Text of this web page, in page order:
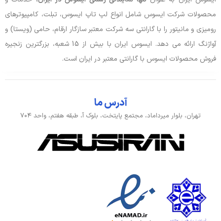
up to 40Gbps)
پورت USB TYPE-C
دارد, GEN2 TYPE-C (SUPPORT FOR
DISPLAY 1 PORT)(SPEED 10GB)
پورت شبکه ETHERNET دارد, RJ45 Gigabit Ethernet
آداپتور باتری 14A, 20V, 280W
توضیحات باتری 90Wh
صدا و دوربین
اسپیکر دارد
محصولات شرکت ایسوس شامل انواع لپ تاپ ایسوس، تبلت، کامپیوترهای
رومیزی و مانیتور را با گارانتی سه شرکت معتبر سازگار ارقام، حامی (ویستا) و
آواژنگ ارائه می دهد. ایسوس ایران با بیش از 15 شعبه، بزرگترین زنجیره
فروش محصولات ایسوس با گارانتی معتبر در ایران است.
آدرس ما
تهران، بلوار میرداماد، مجتمع پایتخت، بلوک آ، طبقه هفتم، واحد ۷۰۴